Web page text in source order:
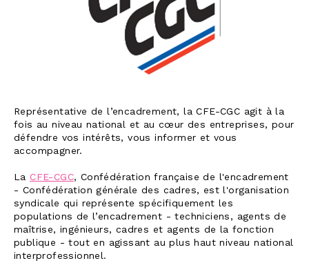
Représentative de l’encadrement, la CFE-CGC agit à la
fois au niveau national et au cœur des entreprises, pour
défendre vos intérêts, vous informer et vous
accompagner.
LaCFE-CGC, Confédération française de l'encadrement
- Confédération générale des cadres, est l'organisation
syndicale qui représente spécifiquement les
populations de l’encadrement - techniciens, agents de
maîtrise, ingénieurs, cadres et agents de la fonction
publique - tout en agissant au plus haut niveau national
interprofessionnel.